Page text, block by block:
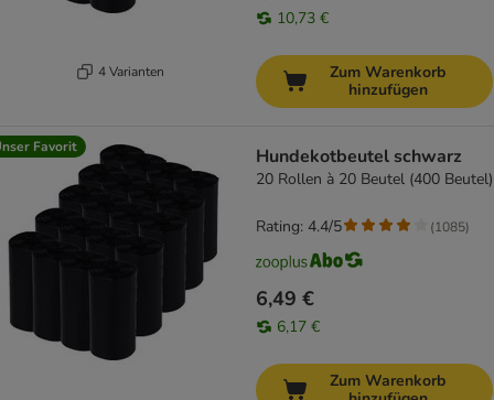
4 Varianten
10,73 €
Zum Warenkorb
hinzufügen
Favorit Hundekotbeutel schwarz
20 Rollen à 20 Beutel (400 Beutel)
6,49 €
6,17 €
Rating: 4.4/5 (1085)
Zum Warenkorb